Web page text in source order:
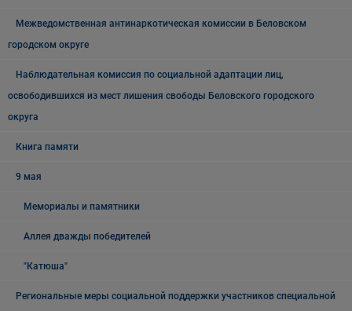
Межведомственная антинаркотическая комиссии в Беловском
городском округе
Наблюдательная комиссия по социальной адаптации лиц,
освободившихся из мест лишения свободы Беловского городского
округа
Книга памяти
9 мая
Мемориалы и памятники
Аллея дважды победителей
"Катюша"
Региональные меры социальной поддержки участников специальной